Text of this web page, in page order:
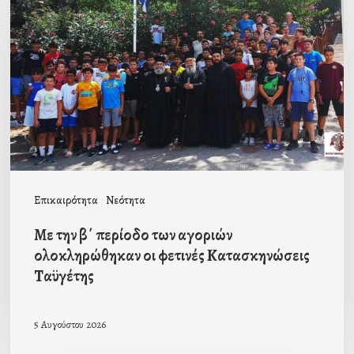
Επικαιρότητα Νεότητα
β΄
περίοδο
των
αγοριών
ολοκληρώθηκαν
οι
φετινές
Με την β΄ περίοδο των αγοριών
ολοκληρώθηκαν οι φετινές Κατασκηνώσεις
Ταϋγέτης
5 Αυγούστου 2026